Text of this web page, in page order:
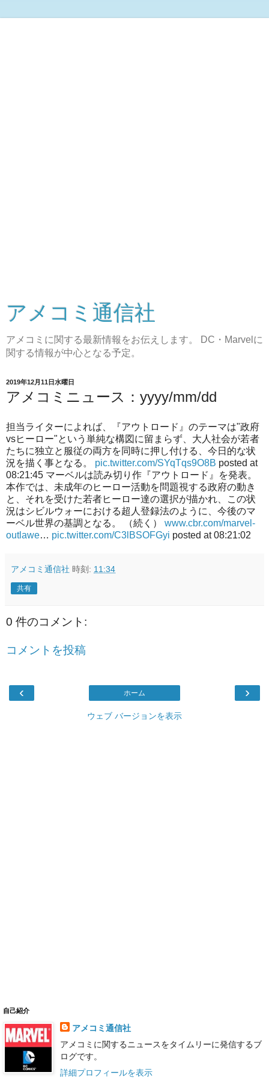
アメコミ通信社
アメコミに関する最新情報をお伝えします。 DC・Marvelに
関する情報が中心となる予定。
2019年12月11日水曜日
アメコミニュース：yyyy/mm/dd
担当ライターによれば、『アウトロード』のテーマは"政府
vsヒーロー"という単純な構図に留まらず、大人社会が若者
たちに独立と服従の両方を同時に押し付ける、今日的な状
況を描く事となる。 pic.twitter.com/SYqTqs9O8B posted at
08:21:45 マーベルは読み切り作『アウトロード』を発表。
本作では、未成年のヒーロー活動を問題視する政府の動き
と、それを受けた若者ヒーロー達の選択が描かれ、この状
況はシビルウォーにおける超人登録法のように、今後のマ
ーベル世界の基調となる。 （続く） www.cbr.com/marvel-
outlawe… pic.twitter.com/C3lBSOFGyi posted at 08:21:02
アメコミ通信社 時刻: 11:34
共有
0 件のコメント:
コメントを投稿
‹ ›
ホーム
ウェブ バージョンを表示
自己紹介
アメコミ通信社
アメコミに関するニュースをタイムリーに発信するブ
ログです。
詳細プロフィールを表示